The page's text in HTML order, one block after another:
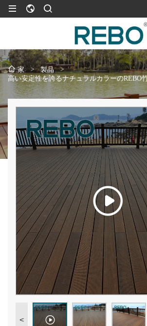
家 > 製品
>
高い安定性を誇るナチュラルカラーのREBO
<